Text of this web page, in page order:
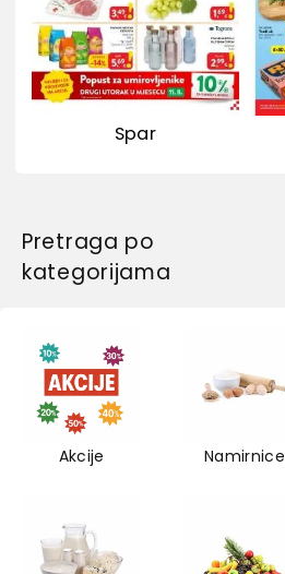
Spar
Pretraga po
kategorijama
Akcije Namirnice